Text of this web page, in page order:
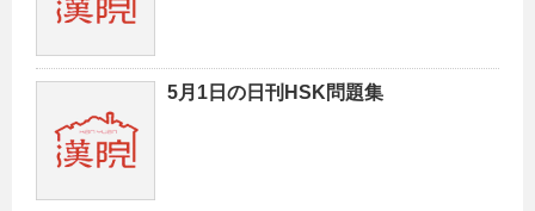
5月1日の日刊HSK問題集